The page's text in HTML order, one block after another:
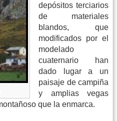
depósitos terciarios
de materiales
blandos, que
modificados por el
modelado
cuaternario han
dado lugar a un
paisaje de campiña
y amplias vegas
que la enmarca.